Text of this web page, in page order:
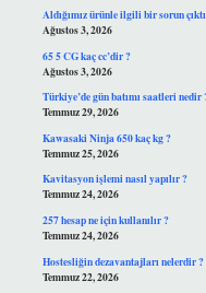
Aldığımız ürünle ilgili bir sorun
Ağustos 3, 2026
65 5 CG kaç cc’dir ?
Ağustos 3, 2026
Türkiye’de gün batımı saatleri nedir
Temmuz 29, 2026
Kawasaki Ninja 650 kaç kg ?
Temmuz 25, 2026
Kavitasyon işlemi nasıl yapılır ?
Temmuz 24, 2026
257 hesap ne için kullanılır ?
Temmuz 24, 2026
Hostesliğin dezavantajları nelerdir ?
Temmuz 22, 2026